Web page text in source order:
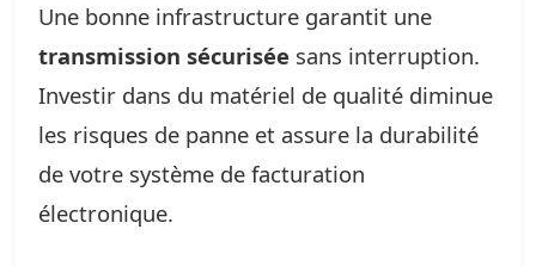
Une bonne infrastructure garantit une
transmission sécurisée sans interruption.
Investir dans du matériel de qualité diminue
les risques de panne et assure la durabilité
de votre système de facturation
électronique.